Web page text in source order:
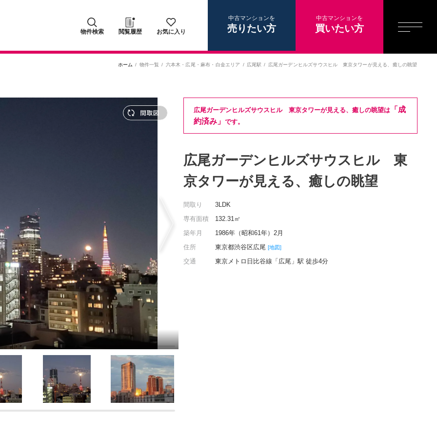
物件検索 閲覧履歴 お気に入り
中古マンションを
売りたい方
中古マンションを
買いたい方
ホーム 物件一覧 六本木・広尾・麻布・白金エリア 広尾駅 広尾ガーデンヒルズサウスヒル 東京タワーが見える、癒しの眺望
広尾ガーデンヒルズサウスヒル 東京タワーが見える、癒しの眺望は「成
約済み」 です。
広尾ガーデンヒルズサウスヒル 東
京タワーが見える、癒しの眺望
間取り
3LDK
専有面積
132.31㎡
築年月
1986年（昭和61年）2月
住所
東京都渋谷区広尾 [地図]
交通 東京メトロ日比谷線「広尾」駅 徒歩4分